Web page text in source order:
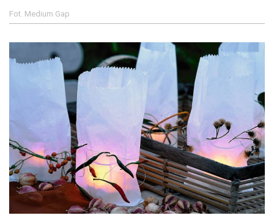
Fot. Medium Gap